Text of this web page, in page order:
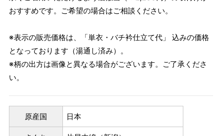
おすすめです。ご希望の場合はご相談ください。
※表示の販売価格は、「単衣・バチ衿仕立て代」 込みの価格
となっております（湯通し済み）。
※柄の出方は画像と異なる場合がございます。ご了承くださ
い。
原産国 日本